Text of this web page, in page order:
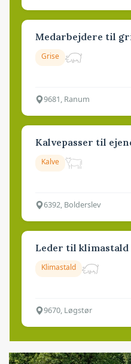
Medarbejdere til
Grise
9681, Ranum
Kalvepasser til
Kalve
6392, Bolderslev
Leder til klimastald
Klimastald
9670, Løgstør